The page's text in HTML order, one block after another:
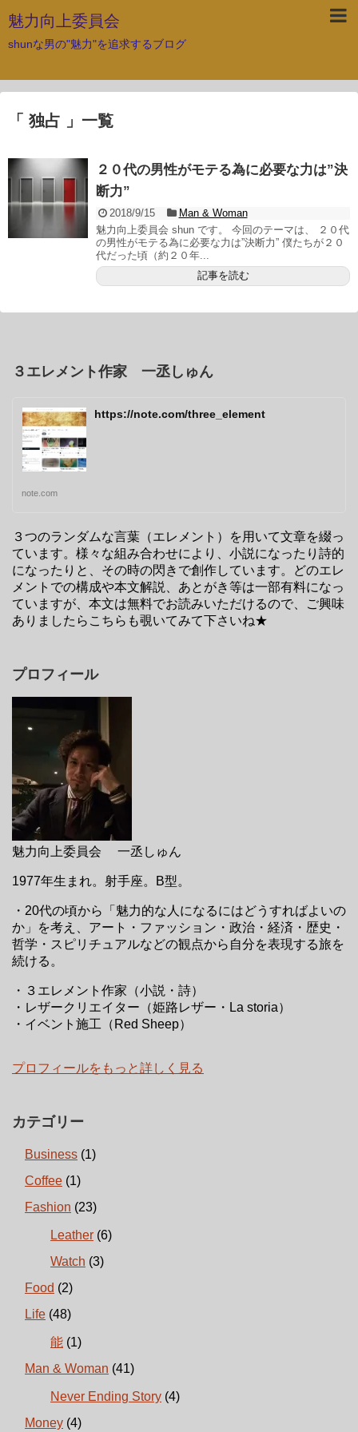
魅力向上委員会
shunな男の"魅力"を追求するブログ
「 独占 」一覧
２０代の男性がモテる為に必要な力は”決
断力”
2018/9/15
Man & Woman
魅力向上委員会 shun です。 今回のテーマは、 ２０代
の男性がモテる為に必要な力は”決断力” 僕たちが２０
代だった頃（約２０年...
記事を読む
３エレメント作家 一丞しゅん
https://note.com/three_element
note.com
３つのランダムな言葉（エレメント）を用いて文章を綴っ
ています。様々な組み合わせにより、小説になったり詩的
になったりと、その時の閃きで創作しています。どのエレ
メントでの構成や本文解説、あとがき等は一部有料になっ
ていますが、本文は無料でお読みいただけるので、ご興味
ありましたらこちらも覗いてみて下さいね★
プロフィール
魅力向上委員会 一丞しゅん
1977年生まれ。射手座。B型。
・20代の頃から「魅力的な人になるにはどうすればよいの
か」を考え、アート・ファッション・政治・経済・歴史・
哲学・スピリチュアルなどの観点から自分を表現する旅を
続ける。
・３エレメント作家（小説・詩）
・レザークリエイター（姫路レザー・La storia）
・イベント施工（Red Sheep）
プロフィールをもっと詳しく見る
カテゴリー
Business (1)
Coffee (1)
Fashion (23)
Leather (6)
Watch (3)
Food (2)
Life (48)
能 (1)
Man & Woman (41)
Never Ending Story (4)
Money (4)